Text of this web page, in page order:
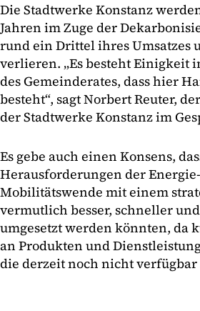
Die Stadtwerke Konstanz
Jahren im Zuge der
rund ein Drittel ihres Umsatzes
verlieren. „Es besteht Einigkeit
des Gemeinderates, dass hier
besteht“, sagt Norbert Reuter,
der Stadtwerke Konstanz im
Es gebe auch einen Konsens,
Herausforderungen der
Mobilitätswende mit einem
vermutlich besser, schneller
umgesetzt werden könnten, da
an Produkten und
die derzeit noch nicht verfügbar